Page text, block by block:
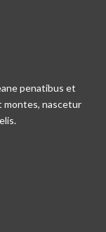
penatibus et
montes, nascetur